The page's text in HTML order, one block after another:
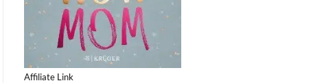
Affiliate Link